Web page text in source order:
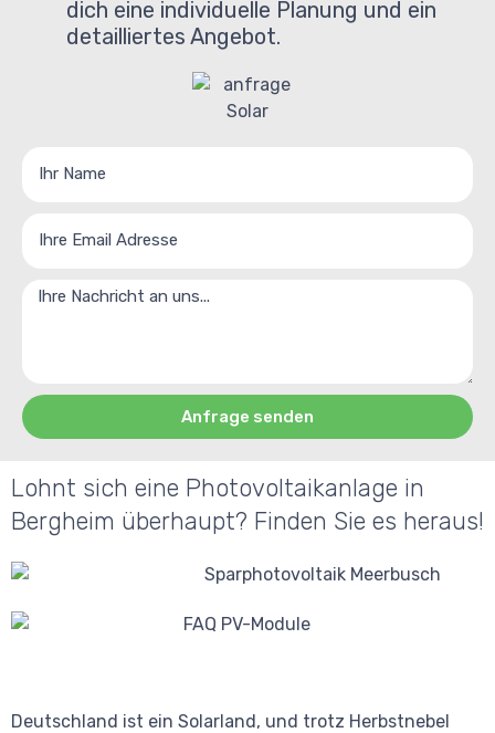
dich eine individuelle Planung und ein
detailliertes Angebot.
Anfrage senden
Lohnt sich eine Photovoltaikanlage in
Bergheim überhaupt? Finden Sie es heraus!
Deutschland ist ein Solarland, und trotz Herbstnebel